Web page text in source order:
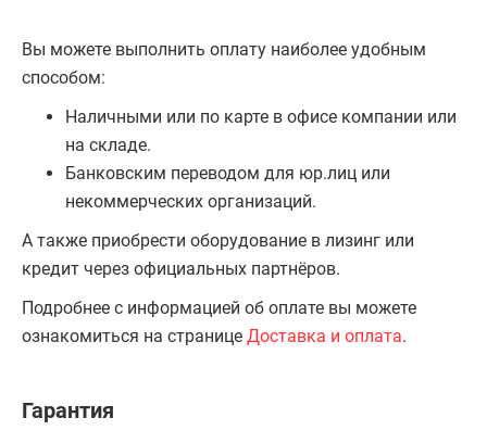
Вы можете выполнить оплату наиболее удобным
способом:
Наличными или по карте в офисе компании или
на складе.
Банковским переводом для юр.лиц или
некоммерческих организаций.
А также приобрести оборудование в лизинг или
кредит через официальных партнёров.
Подробнее с информацией об оплате вы можете
ознакомиться на странице Доставка и оплата.
Гарантия